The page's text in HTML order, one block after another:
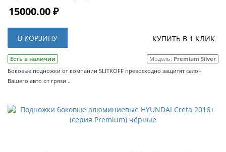
15000.00 ₽
В КОРЗИНУ КУПИТЬ В 1 КЛИК
Есть в наличии Модель: Premium Silver
Боковые подножки от компании SLITKOFF превосходно защитят салон
Вашего авто от грязи ..